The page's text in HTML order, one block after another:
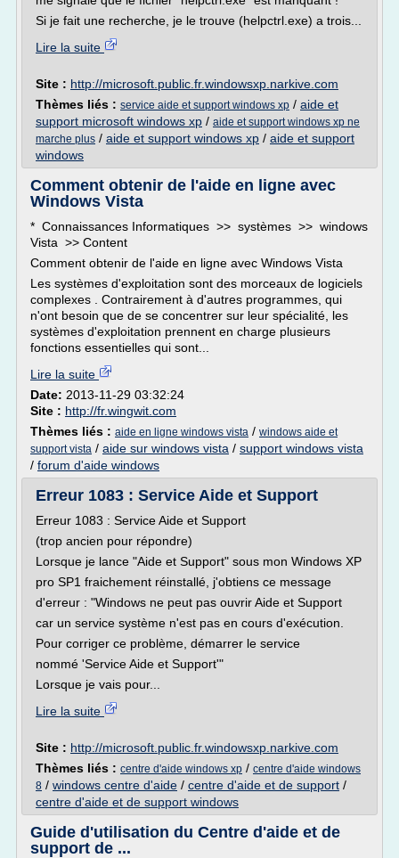
Si je fait une recherche, je le trouve (helpctrl.exe) a trois...
Lire la suite
Site : http://microsoft.public.fr.windowsxp.narkive.com
Thèmes liés : service aide et support windows xp / aide et
support microsoft windows xp / aide et support windows xp ne
marche plus / aide et support windows xp / aide et support
windows
Comment obtenir de l'aide en ligne avec
Windows Vista
* Connaissances Informatiques >> systèmes >> windows
Vista >> Content
Comment obtenir de l'aide en ligne avec Windows Vista
Les systèmes d'exploitation sont des morceaux de logiciels
complexes . Contrairement à d'autres programmes, qui
n'ont besoin que de se concentrer sur leur spécialité, les
systèmes d'exploitation prennent en charge plusieurs
fonctions essentielles qui sont...
Lire la suite
Date: 2013-11-29 03:32:24
Site : http://fr.wingwit.com
Thèmes liés : aide en ligne windows vista / windows aide et
support vista / aide sur windows vista / support windows vista
/ forum d'aide windows
Erreur 1083 : Service Aide et Support
Erreur 1083 : Service Aide et Support
(trop ancien pour répondre)
Lorsque je lance "Aide et Support" sous mon Windows XP
pro SP1 fraichement réinstallé, j'obtiens ce message
d'erreur : "Windows ne peut pas ouvrir Aide et Support
car un service système n'est pas en cours d'exécution.
Pour corriger ce problème, démarrer le service
nommé 'Service Aide et Support'"
Lorsque je vais pour...
Lire la suite
Site : http://microsoft.public.fr.windowsxp.narkive.com
Thèmes liés : centre d'aide windows xp / centre d'aide windows
8 / windows centre d'aide / centre d'aide et de support /
centre d'aide et de support windows
Guide d'utilisation du Centre d'aide et de
support de ...